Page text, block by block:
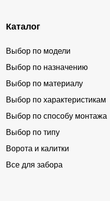
Каталог
Выбор по модели
Выбор по назначению
Выбор по материалу
Выбор по характеристикам
Выбор по способу монтажа
Выбор по типу
Ворота и калитки
Все для забора